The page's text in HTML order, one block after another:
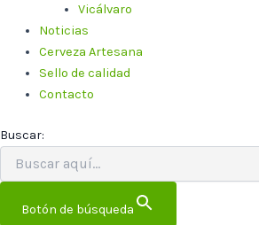
Vicálvaro
Noticias
Cerveza Artesana
Sello de calidad
Contacto
Buscar:
Botón de búsqueda